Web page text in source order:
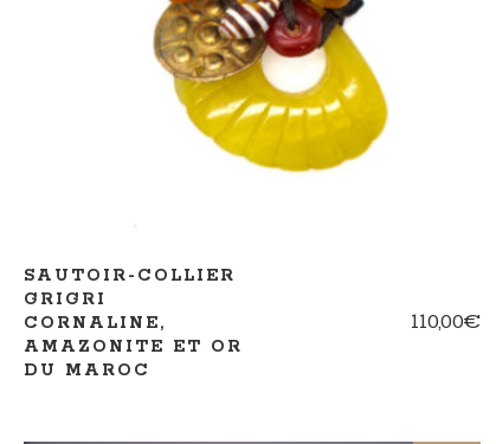
AJOUTER AU PANIER
SAUTOIR-COLLIER
GRIGRI
CORNALINE,
AMAZONITE ET OR
DU MAROC
110,00€